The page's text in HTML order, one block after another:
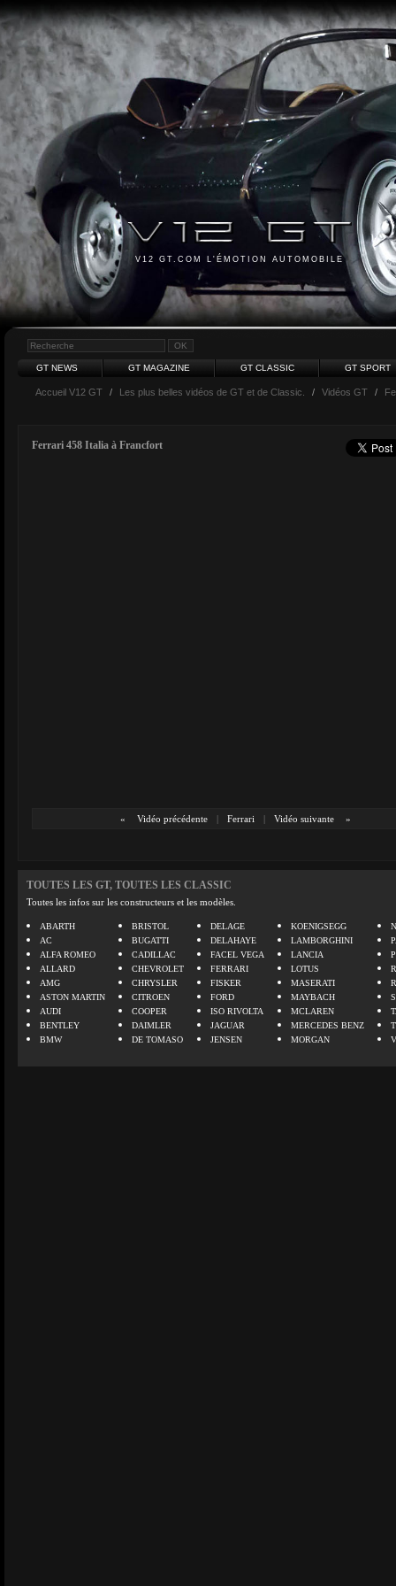
V12 GT.COM L'ÉMOTION AUTOMOBILE
GT NEWS GT MAGAZINE GT CLASSIC GT SPORT
Accueil V12 GT / Les plus belles vidéos de GT et de Classic. / Vidéos GT /
Ferrari 458 Italia à Francfort
« Vidéo précédente | Ferrari | Vidéo suivante »
TOUTES LES GT, TOUTES LES CLASSIC
Toutes les infos sur les constructeurs et les modèles.
ABARTH
AC
ALFA ROMEO
ALLARD
AMG
ASTON MARTIN
AUDI
BENTLEY
BMW
BRISTOL
BUGATTI
CADILLAC
CHEVROLET
CHRYSLER
CITROEN
COOPER
DAIMLER
DE TOMASO
DELAGE
DELAHAYE
FACEL VEGA
FERRARI
FISKER
FORD
ISO RIVOLTA
JAGUAR
JENSEN
KOENIGSEGG
LAMBORGHINI
LANCIA
LOTUS
MASERATI
MAYBACH
MCLAREN
MERCEDES BENZ
MORGAN